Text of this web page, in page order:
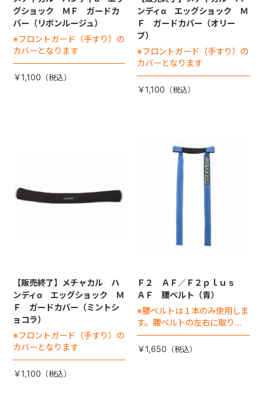
グショック ＭＦ ガードカ
バー（リボンルージュ）
※フロントガード（手すり）の
カバーとなります
￥1,100
ンディα エッグショック Ｍ
Ｆ ガードカバー（オリー
ブ）
※フロントガード（手すり）の
カバーとなります
￥1,100
【販売終了】メチャカル ハ
ンディα エッグショック Ｍ
Ｆ ガードカバー（ミントシ
ョコラ）
※フロントガード（手すり）の
カバーとなります
￥1,100
Ｆ２ ＡＦ／Ｆ２ｐｌｕｓ
ＡＦ 腰ベルト（青）
※腰ベルトは１本のみ使用しま
す。腰ベルトの左右に取り付
ける腰バックル（差込バック
ル）は別売りです
￥1,650